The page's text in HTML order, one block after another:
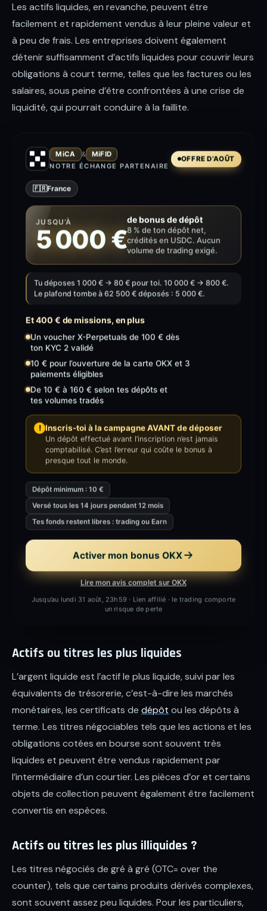
Les actifs liquides, en revanche, peuvent être
facilement et rapidement vendus à leur pleine valeur et
à peu de frais. Les entreprises doivent également
détenir suffisamment d’actifs liquides pour couvrir leurs
obligations à court terme, telles que les factures ou les
salaires, sous peine d’être confrontées à une crise de
liquidité, qui pourrait conduire à la faillite.
MiCA &
MiFID
NOTRE ÉCHANGE PARTENAIRE
OFFRE D’AOÛT
🇫🇷France
JUSQU’À
5 000 €
de bonus de dépôt
8 % de ton dépôt net,
crédités en USDC. Aucun
volume de trading exigé.
Tu déposes 1 000 € → 80 € pour toi. 10 000 € → 800 €.
Le plafond tombe à 62 500 € déposés : 5 000 €.
Et 400 € de missions, en plus
Un voucher X-Perpetuals de 100 € dès
ton KYC 2 validé
10 € pour l’ouverture de la carte OKX et 3
paiements éligibles
De 10 € à 160 € selon tes dépôts et
tes volumes tradés
! Inscris-toi à la campagne AVANT de déposer
Un dépôt effectué avant l’inscription n’est jamais
comptabilisé. C’est l’erreur qui coûte le bonus à
presque tout le monde.
Dépôt minimum : 10 €
Versé tous les 14 jours pendant 12 mois
Tes fonds restent libres : trading ou Earn
Activer mon bonus OKX
Lire mon avis complet sur OKX
Jusqu’au lundi 31 août, 23h59 · Lien affilié · le trading comporte
un risque de perte
Actifs ou titres les plus liquides
L’argent liquide est l’actif le plus liquide, suivi par les
équivalents de trésorerie, c’est-à-dire les marchés
monétaires, les certificats de dépôt ou les dépôts à
terme. Les titres négociables tels que les actions et les
obligations cotées en bourse sont souvent très
liquides et peuvent être vendus rapidement par
l’intermédiaire d’un courtier. Les pièces d’or et certains
objets de collection peuvent également être facilement
convertis en espèces.
Actifs ou titres les plus illiquides ?
Les titres négociés de gré à gré (OTC= over the
counter), tels que certains produits dérivés complexes,
sont souvent assez peu liquides. Pour les particuliers,